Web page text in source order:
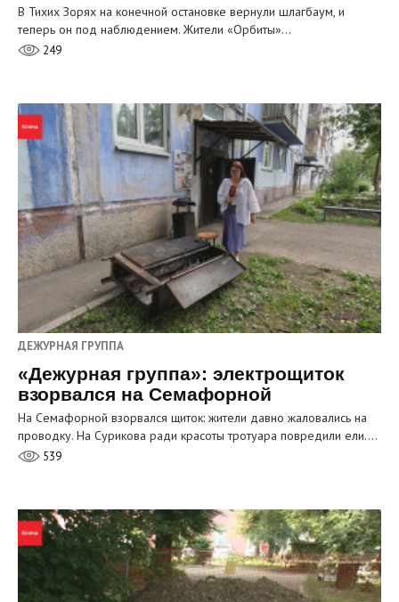
В Тихих Зорях на конечной остановке вернули шлагбаум, и
теперь он под наблюдением. Жители «Орбиты»…
249
ДЕЖУРНАЯ ГРУППА
«Дежурная группа»: электрощиток
взорвался на Семафорной
На Семафорной взорвался щиток: жители давно жаловались на
проводку. На Сурикова ради красоты тротуара повредили ели.…
539